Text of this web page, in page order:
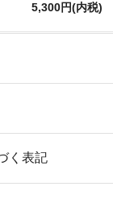
5,300円(内税)
く表記